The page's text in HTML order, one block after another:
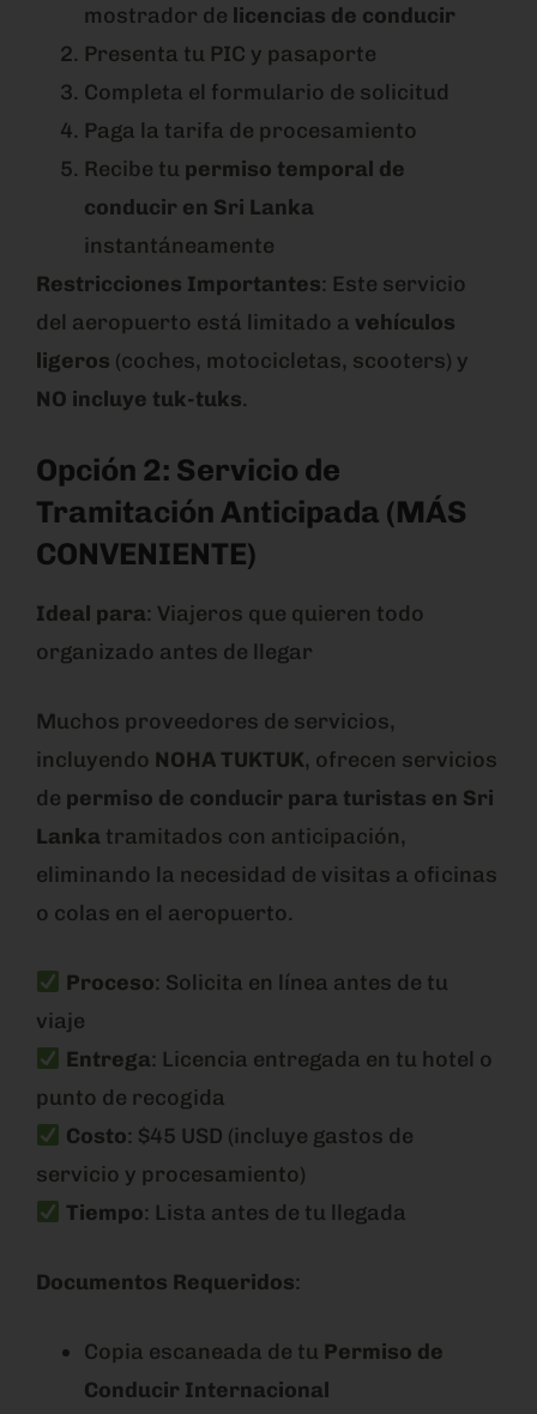
mostrador de licencias de conducir
Presenta tu PIC y pasaporte
Completa el formulario de solicitud
Paga la tarifa de procesamiento
Recibe tu permiso temporal de
conducir en Sri Lanka
instantáneamente
Restricciones Importantes: Este servicio
del aeropuerto está limitado a vehículos
ligeros (coches, motocicletas, scooters) y
NO incluye tuk-tuks.
Opción 2: Servicio de
Tramitación Anticipada (MÁS
CONVENIENTE)
Ideal para: Viajeros que quieren todo
organizado antes de llegar
Muchos proveedores de servicios,
incluyendo NOHA TUKTUK, ofrecen servicios
de permiso de conducir para turistas en Sri
Lanka tramitados con anticipación,
eliminando la necesidad de visitas a oficinas
o colas en el aeropuerto.
Proceso: Solicita en línea antes de tu
viaje
Entrega: Licencia entregada en tu hotel o
punto de recogida
Costo: $45 USD (incluye gastos de
servicio y procesamiento)
Tiempo: Lista antes de tu llegada
Documentos Requeridos:
Copia escaneada de tu Permiso de
Conducir Internacional